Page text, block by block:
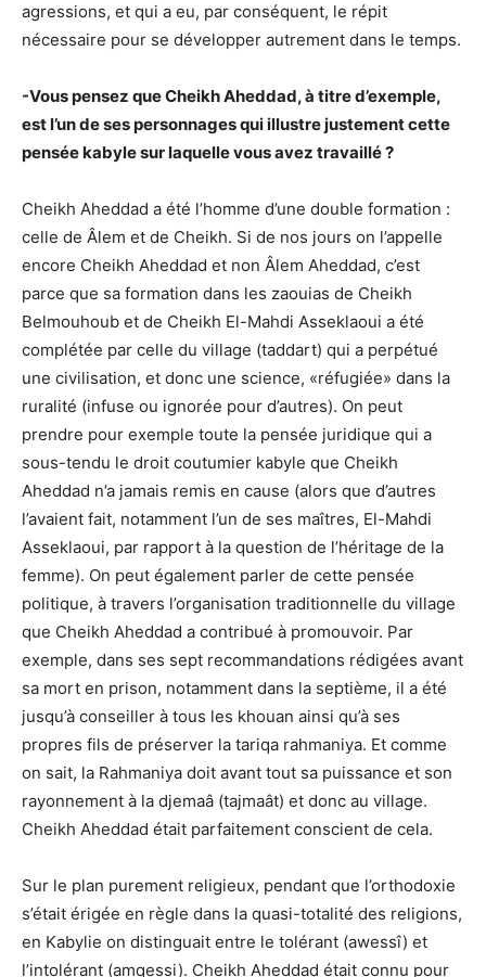
agressions, et qui a eu, par conséquent, le répit
nécessaire pour se développer autrement dans le temps.
-Vous pensez que Cheikh Aheddad, à titre d’exemple,
est l’un de ses personnages qui illustre justement cette
pensée kabyle sur laquelle vous avez travaillé ?
Cheikh Aheddad a été l’homme d’une double formation :
celle de Âlem et de Cheikh. Si de nos jours on l’appelle
encore Cheikh Aheddad et non Âlem Aheddad, c’est
parce que sa formation dans les zaouias de Cheikh
Belmouhoub et de Cheikh El-Mahdi Asseklaoui a été
complétée par celle du village (taddart) qui a perpétué
une civilisation, et donc une science, «réfugiée» dans la
ruralité (infuse ou ignorée pour d’autres). On peut
prendre pour exemple toute la pensée juridique qui a
sous-tendu le droit coutumier kabyle que Cheikh
Aheddad n’a jamais remis en cause (alors que d’autres
l’avaient fait, notamment l’un de ses maîtres, El-Mahdi
Asseklaoui, par rapport à la question de l’héritage de la
femme). On peut également parler de cette pensée
politique, à travers l’organisation traditionnelle du village
que Cheikh Aheddad a contribué à promouvoir. Par
exemple, dans ses sept recommandations rédigées avant
sa mort en prison, notamment dans la septième, il a été
jusqu’à conseiller à tous les khouan ainsi qu’à ses
propres fils de préserver la tariqa rahmaniya. Et comme
on sait, la Rahmaniya doit avant tout sa puissance et son
rayonnement à la djemaâ (tajmaât) et donc au village.
Cheikh Aheddad était parfaitement conscient de cela.
Sur le plan purement religieux, pendant que l’orthodoxie
s’était érigée en règle dans la quasi-totalité des religions,
en Kabylie on distinguait entre le tolérant (awessî) et
l’intolérant (amqessi). Cheikh Aheddad était connu pour